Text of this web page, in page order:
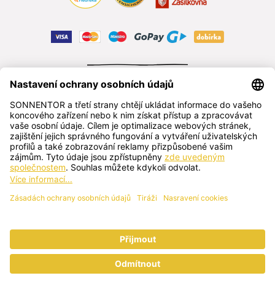
čeština
SONNENTOR s.r.o.
Příhon 943, 696 15 Čejkovice, Česká republika
+420 518 362 687 sonnentor@sonnentor.cz